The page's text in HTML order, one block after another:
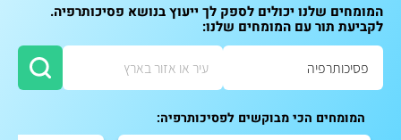
המומחים שלנו יכולים לספק לך ייעוץ בנושא פסיכותרפיה.
לקביעת תור עם המומחים שלנו:
המומחים הכי מבוקשים לפסיכותרפיה: